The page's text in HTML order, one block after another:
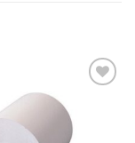
επιθυμιών